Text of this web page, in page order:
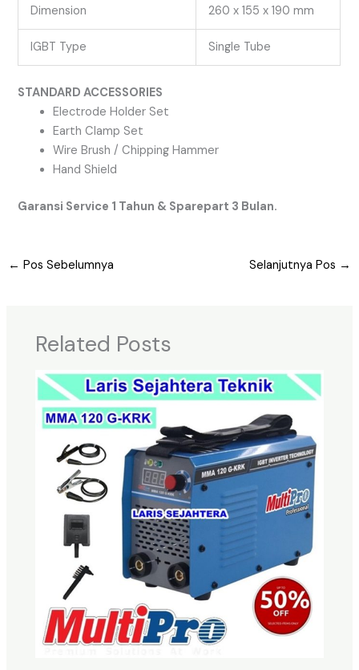
Dimension 260 x 155 x 190 mm
IGBT Type Single Tube
STANDARD ACCESSORIES
Electrode Holder Set
Earth Clamp Set
Wire Brush / Chipping Hammer
Hand Shield
Garansi Service 1 Tahun & Sparepart 3 Bulan.
← Pos Sebelumnya Selanjutnya Pos →
Related Posts